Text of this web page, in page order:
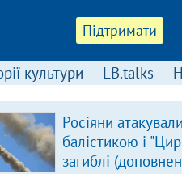
Підтримати
культури LB.talks
Росіяни
балістикою і
загиблі